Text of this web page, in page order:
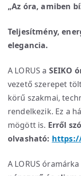
„Az óra, amiben
Teljesítmény,
elegancia.
A LORUS a SEIKO
vezető szerepet
körű szakmai,
rendelkezik. Ez a
mögött is. Erről
olvasható:
A LORUS óramárka